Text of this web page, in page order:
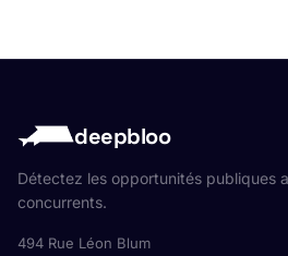
deepbloo
Détectez les opportunités publiques
concurrents.
494 Rue Léon Blum